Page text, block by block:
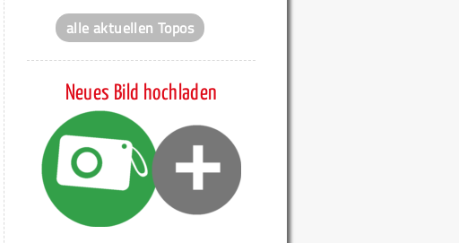
alle aktuellen Topos
Neues Bild hochladen